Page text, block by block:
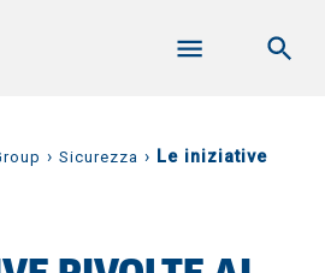
› Sicurezza › Le iniziative